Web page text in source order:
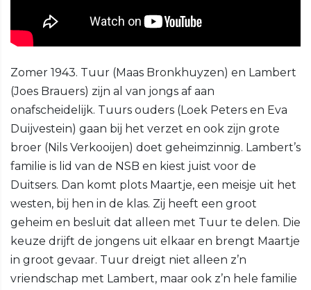
Zomer 1943. Tuur (Maas Bronkhuyzen) en Lambert
(Joes Brauers) zijn al van jongs af aan
onafscheidelijk. Tuurs ouders (Loek Peters en Eva
Duijvestein) gaan bij het verzet en ook zijn grote
broer (Nils Verkooijen) doet geheimzinnig. Lambert’s
familie is lid van de NSB en kiest juist voor de
Duitsers. Dan komt plots Maartje, een meisje uit het
westen, bij hen in de klas. Zij heeft een groot
geheim en besluit dat alleen met Tuur te delen. Die
keuze drijft de jongens uit elkaar en brengt Maartje
in groot gevaar. Tuur dreigt niet alleen z’n
vriendschap met Lambert, maar ook z’n hele familie